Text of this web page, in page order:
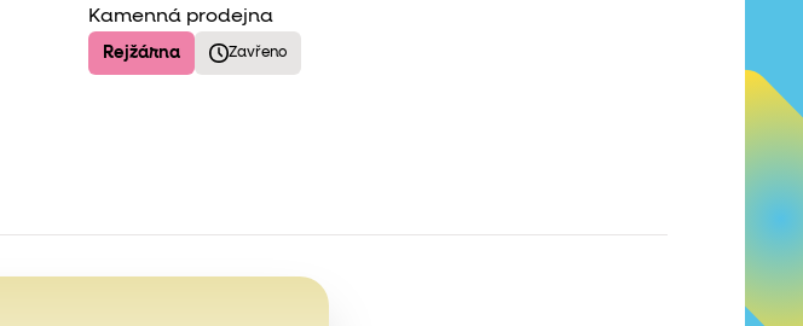
Kamenná prodejna
Rejžárna Zavřeno